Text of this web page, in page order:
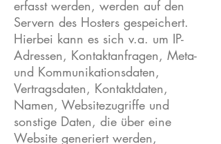
erfasst werden, werden auf den
Servern des Hosters gespeichert.
Hierbei kann es sich v.a. um IP-
Adressen, Kontaktanfragen, Meta-
und Kommunikationsdaten,
Vertragsdaten, Kontaktdaten,
Namen, Websitezugriffe und
sonstige Daten, die über eine
Website generiert werden,